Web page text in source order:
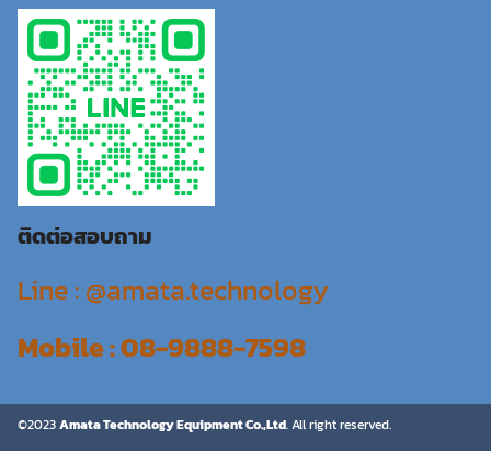
ติดต่อสอบถาม
Line : @amata.technology
Mobile : 08-9888-7598
©2023Amata Technology Equipment Co.,Ltd. All right reserved.